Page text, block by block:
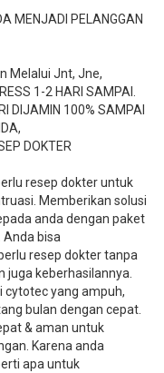
MENJADI PELANGGAN
Melalui Jnt, Jne,
1-2 HARI SAMPAI.
DIJAMIN 100% SAMPAI
DOKTER
resep dokter untuk
Memberikan solusi
anda dengan paket
bisa
resep dokter tanpa
keberhasilannya.
cytotec yang ampuh,
bulan dengan cepat.
& aman untuk
Karena anda
apa untuk